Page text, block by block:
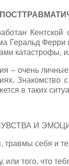
Геральд
катастрофы,
– очень личные,
Знакомство
в таких
И ЭМОЦИИ,
себя и
или того, что